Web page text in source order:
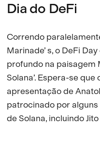
Dia do DeFi
Correndo
Marinade’ s, o DeFi
profundo na paisagem
Solana’. Espera-se
apresentação de
patrocinado por
de Solana, incluindo